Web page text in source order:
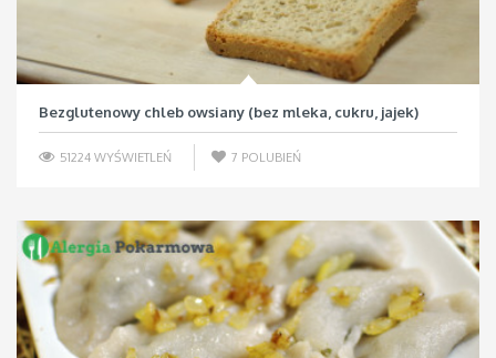
Bezglutenowy chleb owsiany (bez mleka, cukru, jajek)
51224 WYŚWIETLEŃ 7 POLUBIEŃ